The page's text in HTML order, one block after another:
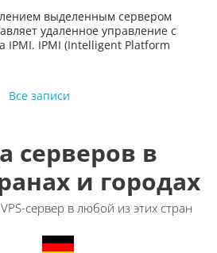
выделенным сервером
удаленное управление с
помощью протокола IPMI. IPMI (Intelligent Platform
Все записи
серверов в
и городах
сервер в любой из этих стран